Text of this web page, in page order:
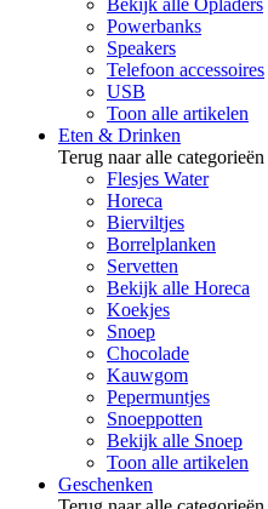
Bekijk alle Opladers
Powerbanks
Speakers
Telefoon accessoires
USB
Toon alle artikelen
Eten & Drinken
Terug naar alle categorieën
Flesjes Water
Horeca
Bierviltjes
Borrelplanken
Servetten
Bekijk alle Horeca
Koekjes
Snoep
Chocolade
Kauwgom
Pepermuntjes
Snoeppotten
Bekijk alle Snoep
Toon alle artikelen
Geschenken